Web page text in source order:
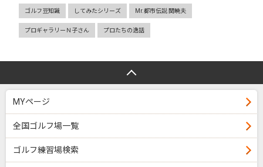
ゴルフ豆知識 してみたシリーズ Mr.都市伝説 関暁夫
プロギャラリーＮ子さん プロたちの逸話
MYページ
全国ゴルフ場一覧
ゴルフ練習場検索